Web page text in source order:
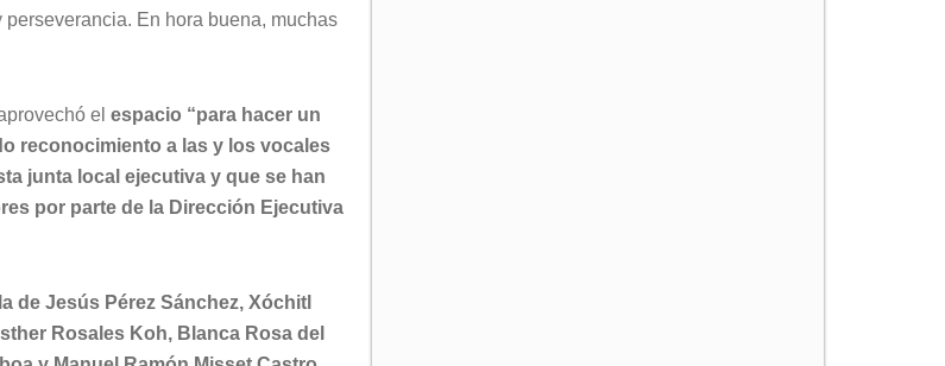
En hora buena, muchas
el espacio “para hacer un
reconocimiento a las y los vocales
junta local ejecutiva y que se han
por parte de la Dirección Ejecutiva
de Jesús Pérez Sánchez, Xóchitl
Rosales Koh, Blanca Rosa del